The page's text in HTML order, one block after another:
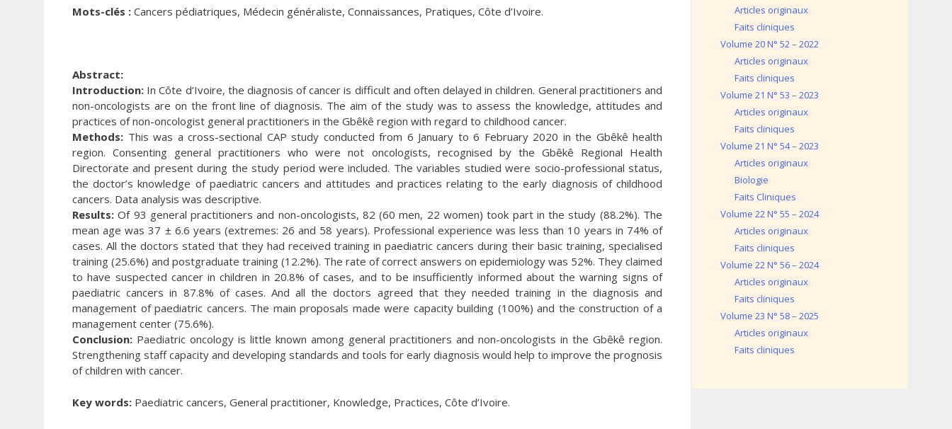
Mots-clés : Cancers pédiatriques, Médecin généraliste, Connaissances, Pratiques, Côte d’Ivoire.
Abstract:
Introduction: In Côte d’Ivoire, the diagnosis of cancer is difficult and often delayed in children. General practitioners and
non-oncologists are on the front line of diagnosis. The aim of the study was to assess the knowledge, attitudes and
practices of non-oncologist general practitioners in the Gbêkê region with regard to childhood cancer.
Methods: This was a cross-sectional CAP study conducted from 6 January to 6 February 2020 in the Gbêkê health
region. Consenting general practitioners who were not oncologists, recognised by the Gbêkê Regional Health
Directorate and present during the study period were included. The variables studied were socio-professional status,
the doctor’s knowledge of paediatric cancers and attitudes and practices relating to the early diagnosis of childhood
cancers. Data analysis was descriptive.
Results: Of 93 general practitioners and non-oncologists, 82 (60 men, 22 women) took part in the study (88.2%). The
mean age was 37 ± 6.6 years (extremes: 26 and 58 years). Professional experience was less than 10 years in 74% of
cases. All the doctors stated that they had received training in paediatric cancers during their basic training, specialised
training (25.6%) and postgraduate training (12.2%). The rate of correct answers on epidemiology was 52%. They claimed
to have suspected cancer in children in 20.8% of cases, and to be insufficiently informed about the warning signs of
paediatric cancers in 87.8% of cases. And all the doctors agreed that they needed training in the diagnosis and
management of paediatric cancers. The main proposals made were capacity building (100%) and the construction of a
management center (75.6%).
Conclusion: Paediatric oncology is little known among general practitioners and non-oncologists in the Gbêkê region.
Strengthening staff capacity and developing standards and tools for early diagnosis would help to improve the prognosis
of children with cancer.
Key words: Paediatric cancers, General practitioner, Knowledge, Practices, Côte d’Ivoire.
Articles originaux
Faits cliniques
Volume 20 N° 52 – 2022
Articles originaux
Faits cliniques
Volume 21 N° 53 – 2023
Articles originaux
Faits cliniques
Volume 21 N° 54 – 2023
Articles originaux
Biologie
Faits Cliniques
Volume 22 N° 55 – 2024
Articles originaux
Faits cliniques
Volume 22 N° 56 – 2024
Articles originaux
Faits cliniques
Volume 23 N° 58 – 2025
Articles originaux
Faits cliniques